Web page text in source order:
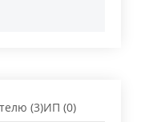
(3)ИП (0)